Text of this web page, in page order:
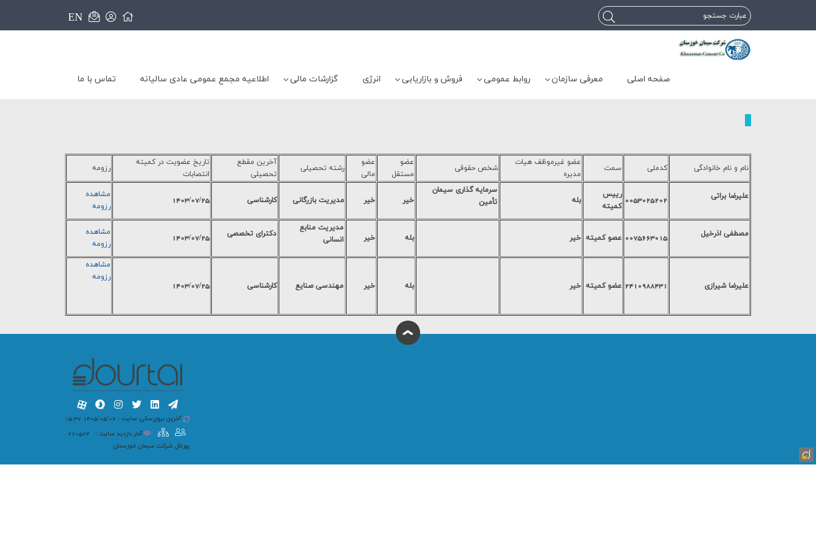
EN
صفحه اصلی معرفی سازمان روابط عمومی فروش و بازاریابی انرژی گزارشات مالی اطلاعیه مجمع عمومی عادی سالیانه تماس با ما
نام و نام خانوادگی کدملی سمت
عضو غیرموظف هیات
مدیره
شخص حقوقی
عضو
مستقل
عضو
مالی
رشته تحصیلی
آخرین مقطع
تحصیلی
تاریخ عضویت در کمیته
انتصابات
رزومه
علیرضا براتی 0053025202
رییس
کمیته
بله
سرمايه گذاري سيمان
تأمين
خیر خیر مدیریت بازرگانی کارشناسي 1403/07/25
مشاهده
رزومه
مصطفي اذرخيل 0075663015 عصو کمیته خیر بله خیر
مديريت منابع
انساني
دکتراي تخصصي 1403/07/25
مشاهده
رزومه
علیرضا شیرازی 2410988431 عضو کمیته خیر بله خیر مهندسي صنايع کارشناسی 1403/07/25
مشاهده
رزومه
آخرین بروزرسانی سایت : 1405/05/06 15:37
آمار بازدید سایت :
270524
پورتال شرکت سیمان خوزستان